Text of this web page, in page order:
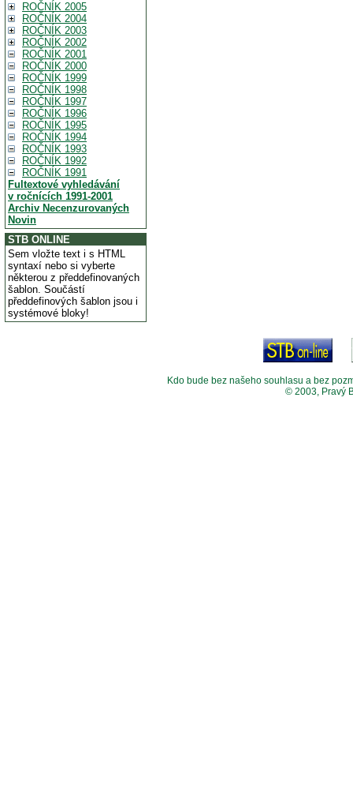
ROČNÍK 2005
ROČNÍK 2004
ROČNÍK 2003
ROČNÍK 2002
ROČNÍK 2001
ROČNÍK 2000
ROČNÍK 1999
ROČNÍK 1998
ROČNÍK 1997
ROČNÍK 1996
ROČNÍK 1995
ROČNÍK 1994
ROČNÍK 1993
ROČNÍK 1992
ROČNÍK 1991
Fultextové vyhledávání
v ročnících 1991-2001
Archiv Necenzurovaných
Novin
STB ONLINE
Sem vložte text i s HTML
syntaxí nebo si vyberte
některou z předdefinovaných
šablon. Součástí
předdefinových šablon jsou i
systémové bloky!
Kdo bude bez našeho souhlasu a bez
© 2003, Pravý